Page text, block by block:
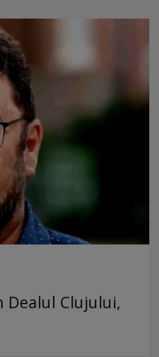
Dealul Clujului,